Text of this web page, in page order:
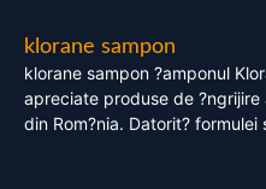
klorane sampon
klorane sampon ?amponul
apreciate produse de
din Rom?nia. Datorit? formulei